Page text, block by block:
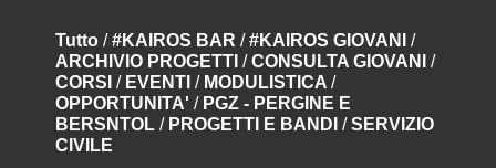
Eventi e News
Contatti
Tutto /#KAIROS BAR /#KAIROS GIOVANI /
ARCHIVIO PROGETTI /CONSULTA GIOVANI /
CORSI / EVENTI / MODULISTICA /
OPPORTUNITA' / PGZ - PERGINE E
BERSNTOL / PROGETTI E BANDI /SERVIZIO
CIVILE